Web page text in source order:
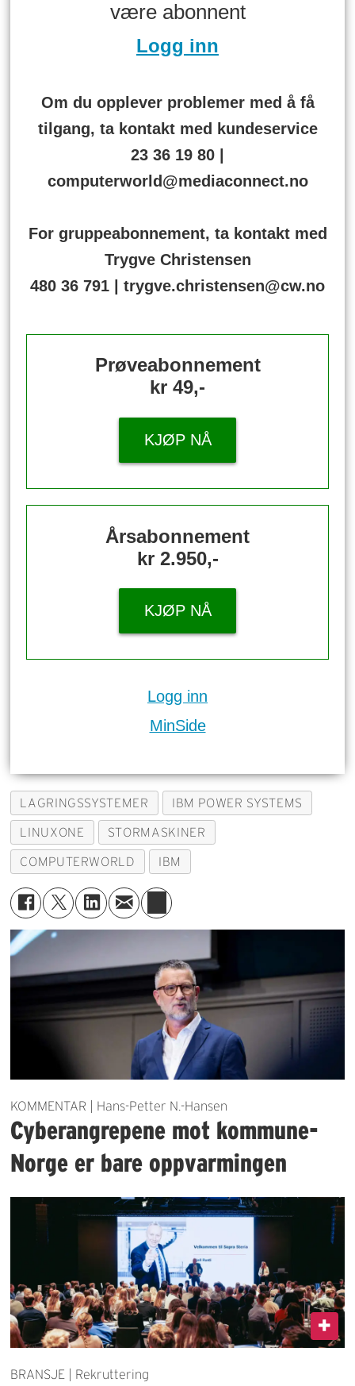
være abonnent
Logg inn
Om du opplever problemer med å få
tilgang, ta kontakt med kundeservice
23 36 19 80 |
computerworld@mediaconnect.no
For gruppeabonnement, ta kontakt med
Trygve Christensen
480 36 791 | trygve.christensen@cw.no
Prøveabonnement
kr 49,-
KJØP NÅ
Årsabonnement
kr 2.950,-
KJØP NÅ
Logg inn
MinSide
LAGRINGSSYSTEMER IBM POWER SYSTEMS
LINUXONE STORMASKINER
COMPUTERWORLD IBM
KOMMENTAR | Hans-Petter N.-Hansen
Cyberangrepene mot kommune-
Norge er bare oppvarmingen
BRANSJE | Rekruttering